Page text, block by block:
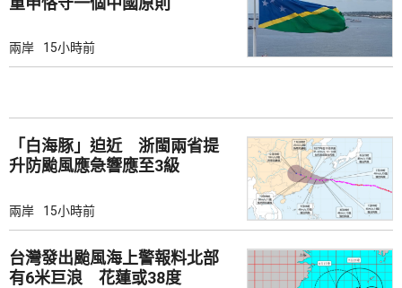
兩岸 15小時前
「白海豚」迫近 浙閩兩省提
升防颱風應急響應至3級
兩岸 15小時前
台灣發出颱風海上警報料北部
有6米巨浪 花蓮或38度